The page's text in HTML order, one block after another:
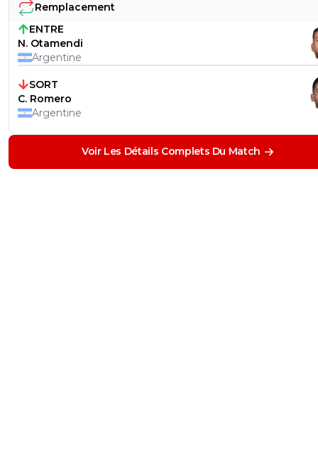
Remplacement
ENTRE
N. Otamendi
Argentine
SORT
C. Romero
Argentine
Voir Les Détails Complets Du Match